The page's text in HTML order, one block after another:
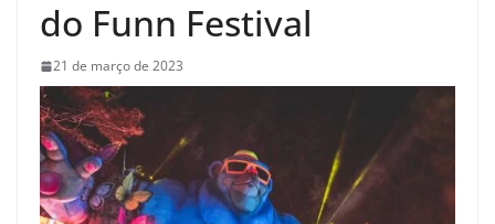
do Funn Festival
21 de março de 2023